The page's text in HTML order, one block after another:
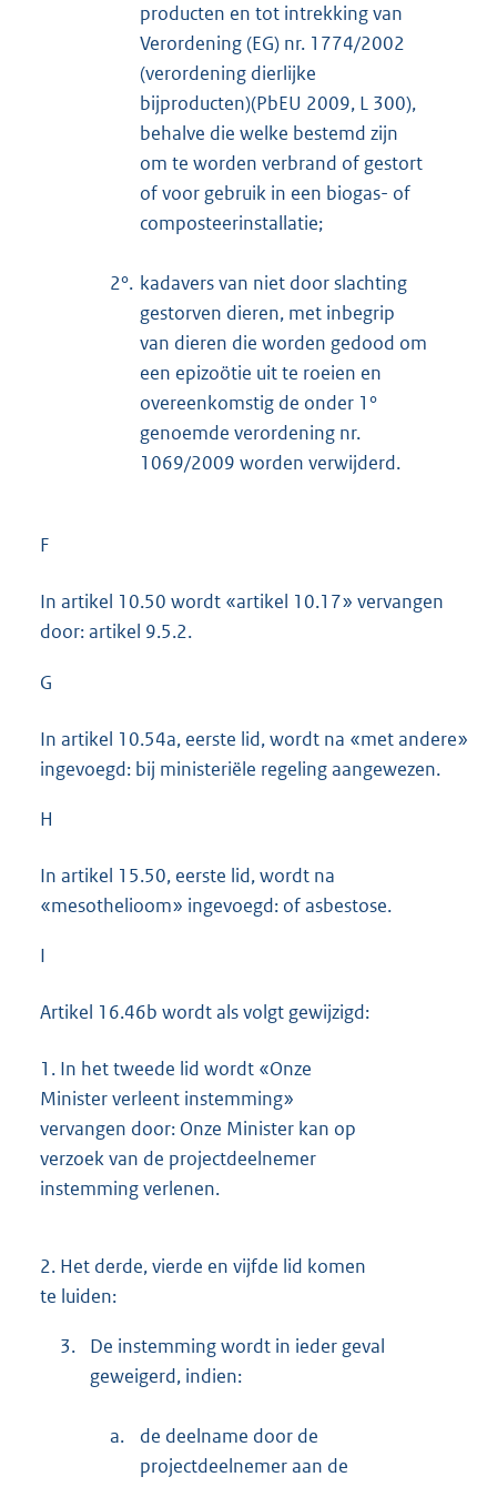
producten en tot intrekking van
Verordening (EG) nr. 1774/2002
(verordening dierlijke
bijproducten)(PbEU 2009, L 300),
behalve die welke bestemd zijn
om te worden verbrand of gestort
of voor gebruik in een biogas- of
composteerinstallatie;
2°. kadavers van niet door slachting
gestorven dieren, met inbegrip
van dieren die worden gedood om
een epizoötie uit te roeien en
overeenkomstig de onder 1°
genoemde verordening nr.
1069/2009 worden verwijderd.
F
In artikel 10.50 wordt «artikel 10.17» vervangen
door: artikel 9.5.2.
G
In artikel 10.54a, eerste lid, wordt na «met andere»
ingevoegd: bij ministeriële regeling aangewezen.
H
In artikel 15.50, eerste lid, wordt na
«mesothelioom» ingevoegd: of asbestose.
I
Artikel 16.46b wordt als volgt gewijzigd:
1. In het tweede lid wordt «Onze
Minister verleent instemming»
vervangen door: Onze Minister kan op
verzoek van de projectdeelnemer
instemming verlenen.
2. Het derde, vierde en vijfde lid komen
te luiden:
3.
De instemming wordt in ieder geval
geweigerd, indien:
a.
de deelname door de
projectdeelnemer aan de